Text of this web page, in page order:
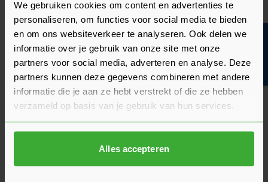
We gebruiken cookies om content en advertenties te
personaliseren, om functies voor social media te bieden
en om ons websiteverkeer te analyseren. Ook delen we
informatie over je gebruik van onze site met onze
partners voor social media, adverteren en analyse. Deze
partners kunnen deze gegevens combineren met andere
informatie die je aan ze hebt verstrekt of die ze hebben
verzameld op basis van je gebruik van hun services.
Alles accepteren
Veelgestelde vragen
Hier vind je antwoorden op de meest gestelde vragen over dit
product. We hebben de belangrijkste onderwerpen alvast
voor je op een rij gezet zodat je snel verder kunt.
Kun je het antwoord op jouw vraag niet vinden? Neem dan
gerust contact op met een van onze experts we helpen je
graag verder!
Stel je vraag
Is het ook mogelijk om de deuren zonder
slotgat te leveren?